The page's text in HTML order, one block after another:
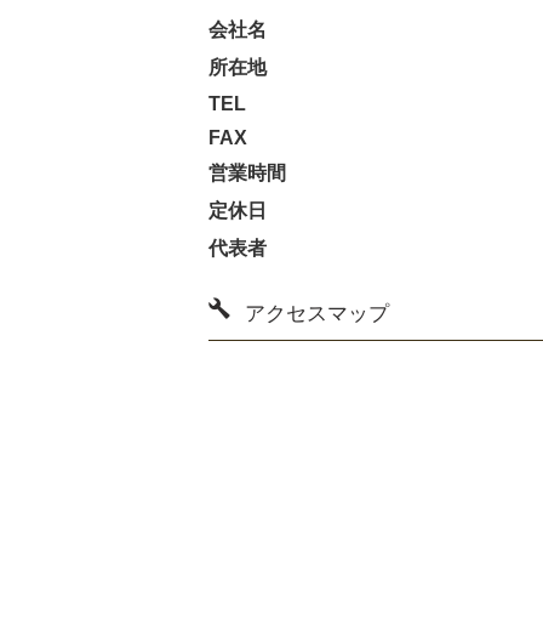
会社名
所在地
TEL
FAX
営業時間
定休日
代表者
アクセスマップ